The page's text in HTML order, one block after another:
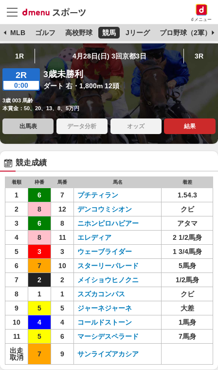
dメニュー
MLB ゴルフ 高校野球 競馬 Jリーグ プロ野球（2軍）
1R 4月28日(日) 3回京都3日 3R
2R
0:00
3歳未勝利
ダート 右・1,800m 12頭
3歳 003 馬齢
本賞金：50、20、13、8、5万円
出馬表 データ分析 オッズ 結果
競走成績
着順 枠番 馬番 馬名 着差
1 6 7 プチティラン
1.54.3
2
8 12 デンコウミシオン
クビ
3
6 8 ニホンピロハビアー
アタマ
4
8 11 エレディア
2 1/2馬身
5
3 3 ウェーブライダー
1 3/4馬身
6
7 10 スターリーパレード
5馬身
7
2 2 メイショウヒノクニ
1/2馬身
8
1 1 スズカコンパス
クビ
9
5 5 ジャーネジャーネ
大差
10
4 4 コールドストーン
1馬身
11
5 6 マーシデスペラード
7馬身
出走
取消
7 9 サンライズアカシア